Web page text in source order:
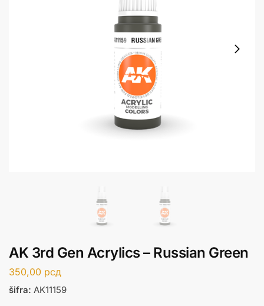
AK 3rd Gen Acrylics – Russian Green
350,00 рсд
šifra: AK11159